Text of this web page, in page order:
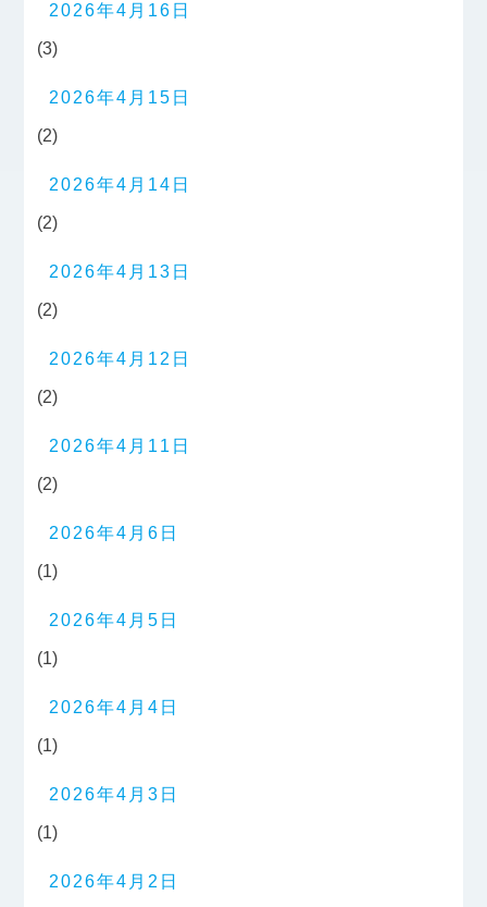
2026年4月16日
(3)
2026年4月15日
(2)
2026年4月14日
(2)
2026年4月13日
(2)
2026年4月12日
(2)
2026年4月11日
(2)
2026年4月6日
(1)
2026年4月5日
(1)
2026年4月4日
(1)
2026年4月3日
(1)
2026年4月2日